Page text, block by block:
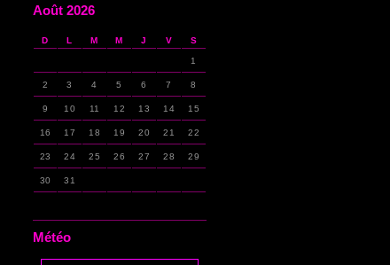
Août 2026
D L M M J V S
1
2 3 4 5 6 7 8
9 10 11 12 13 14 15
16 17 18 19 20 21 22
23 24 25 26 27 28 29
30 31
Météo